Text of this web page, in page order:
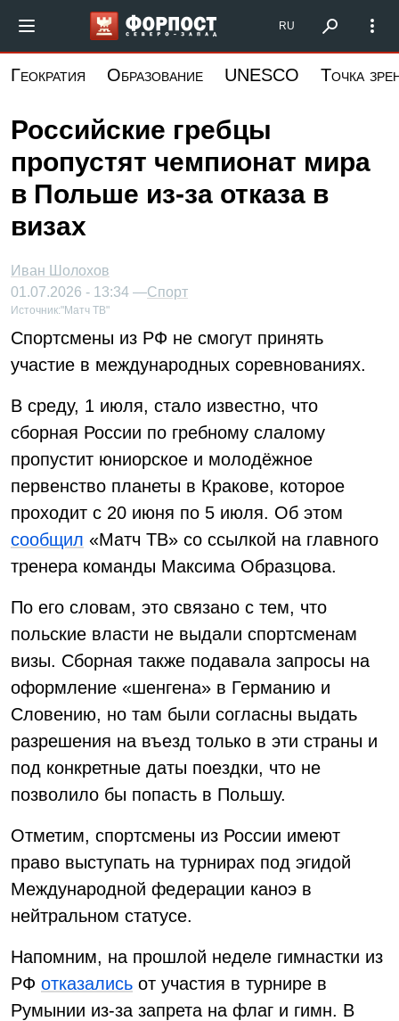
основному
Форпост Северо-Запад
RU
Геократия Образование UNESCO Точка
Российские гребцы
пропустят чемпионат мира
в Польше из-за отказа в
визах
Иван Шолохов
01.07.2026 - 13:34 —Спорт
Источник:"Матч ТВ"
Спортсмены из РФ не смогут принять
участие в международных соревнованиях.
В среду, 1 июля, стало известно, что
сборная России по гребному слалому
пропустит юниорское и молодёжное
первенство планеты в Кракове, которое
проходит с 20 июня по 5 июля. Об этом
сообщил «Матч ТВ» со ссылкой на главного
тренера команды Максима Образцова.
По его словам, это связано с тем, что
польские власти не выдали спортсменам
визы. Сборная также подавала запросы на
оформление «шенгена» в Германию и
Словению, но там были согласны выдать
разрешения на въезд только в эти страны и
под конкретные даты поездки, что не
позволило бы попасть в Польшу.
Отметим, спортсмены из России имеют
право выступать на турнирах под эгидой
Международной федерации каноэ в
нейтральном статусе.
Напомним, на прошлой неделе гимнастки из
РФ отказались от участия в турнире в
Румынии из-за запрета на флаг и гимн. В